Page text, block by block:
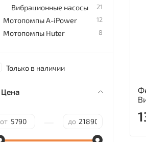
Вибрационные насосы 21
Мотопомпы A-iPower 12
Мотопомпы Huter 8
Только в наличии
Цена
от до